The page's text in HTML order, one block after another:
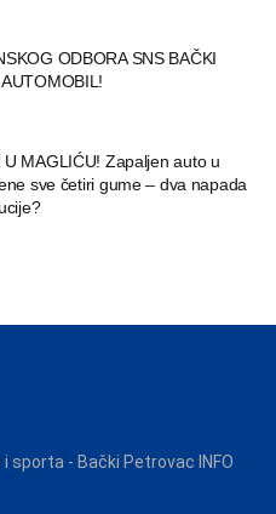
ODBORA SNS BAČKI
MAGLIĆU! Zapaljen auto u
sve četiri gume – dva napada
sporta - Bački Petrovac INFO